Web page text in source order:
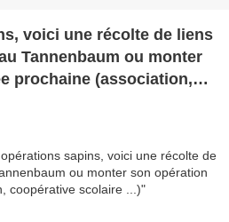
voici une récolte de liens
Tannenbaum ou monter
prochaine (association,